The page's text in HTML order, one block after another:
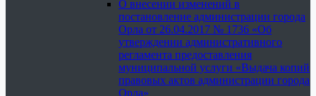
О внесении изменений в
постановление администрации города
Орла от 26.04.2017 № 1736 «Об
утверждении административного
регламента предоставления
муниципальной услуги «Выдача копий
правовых актов администрации города
Орла»